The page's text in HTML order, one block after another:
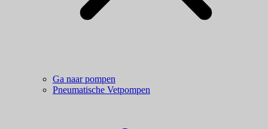
Ga naar pompen
Pneumatische Vetpompen